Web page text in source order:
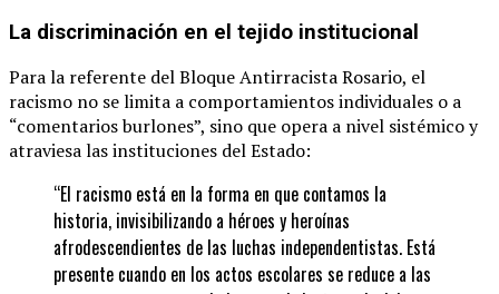
La discriminación en el tejido institucional
Para la referente del Bloque Antirracista Rosario, el
racismo no se limita a comportamientos individuales o a
“comentarios burlones”, sino que opera a nivel sistémico y
atraviesa las instituciones del Estado:
“El racismo está en la forma en que contamos la
historia, invisibilizando a héroes y heroínas
afrodescendientes de las luchas independentistas. Está
presente cuando en los actos escolares se reduce a las